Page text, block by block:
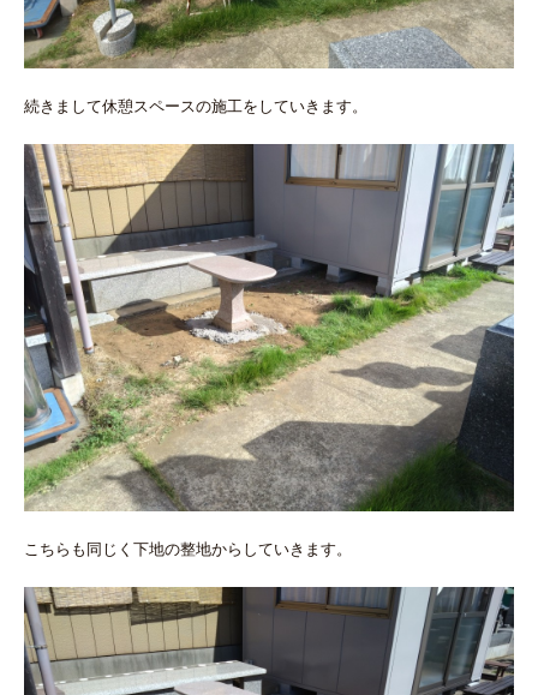
続きまして休憩スペースの施工をしていきます。
こちらも同じく下地の整地からしていきます。